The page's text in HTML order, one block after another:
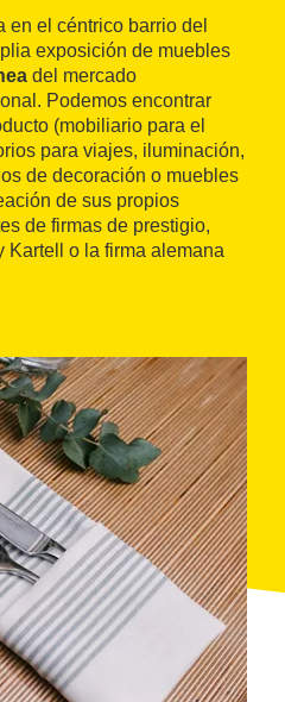
en el céntrico barrio del
exposición de muebles
del mercado
Podemos encontrar
(mobiliario para el
para viajes, iluminación,
de decoración o muebles
de sus propios
de firmas de prestigio,
Kartell o la firma alemana